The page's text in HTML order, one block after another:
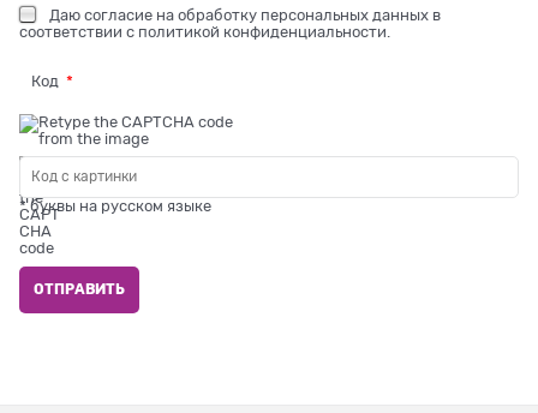
Даю согласие на обработку персональных данных в
соответствии с политикой конфиденциальности
Код
* буквы на русском языке